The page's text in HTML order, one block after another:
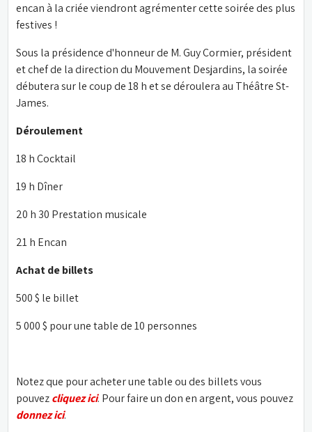
encan à la criée viendront agrémenter cette soirée des plus
festives !
Sous la présidence d'honneur de M. Guy Cormier, président
et chef de la direction du Mouvement Desjardins, la soirée
débutera sur le coup de 18 h et se déroulera au Théâtre St-
James.
Déroulement
18 h Cocktail
19 h Dîner
20 h 30 Prestation musicale
21 h Encan
Achat de billets
500 $ le billet
5 000 $ pour une table de 10 personnes
Notez que pour acheter une table ou des billets vous
pouvez cliquez ici
donnez ici.